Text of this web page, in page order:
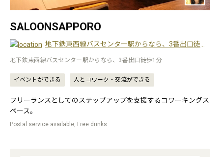
SALOONSAPPORO
地下鉄東西線バスセンター駅からなら、3番出口徒歩1分
地下鉄東西線バスセンター駅からなら、3番出口徒歩1分
イベントができる 人とコワーク・交流ができる
フリーランスとしてのステップアップを支援するコワーキングス
ペース。
Postal service available, Free drinks